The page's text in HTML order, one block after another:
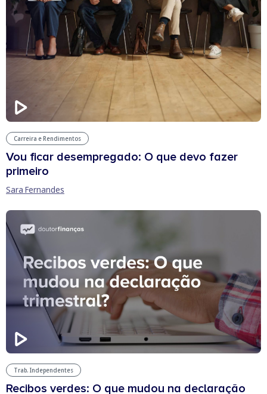
Carreira e Rendimentos
Vou ficar desempregado: O que devo fazer
primeiro
Sara Fernandes
Trab. Independentes
Recibos verdes: O que mudou na declaração